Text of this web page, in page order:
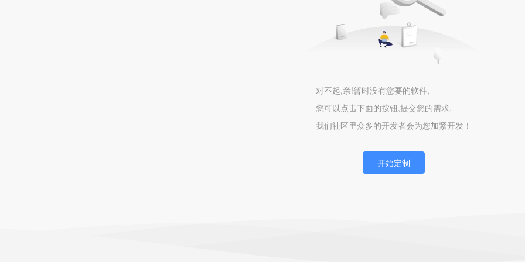
对不起,亲!暂时没有您要的软件,
您可以点击下面的按钮,提交您的需求,
我们社区里众多的开发者会为您加紧开发！
开始定制